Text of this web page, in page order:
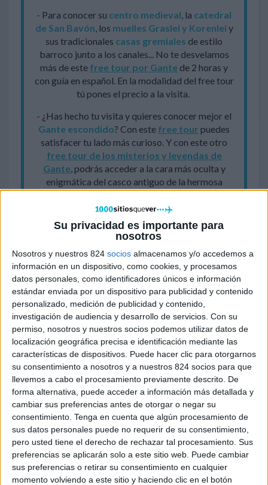
Su privacidad es importante para
nosotros
Nosotros y nuestros 824 socios almacenamos y/o accedemos a
información en un dispositivo, como cookies, y procesamos
datos personales, como identificadores únicos e información
estándar enviada por un dispositivo para publicidad y contenido
personalizado, medición de publicidad y contenido,
investigación de audiencia y desarrollo de servicios. Con su
permiso, nosotros y nuestros socios podemos utilizar datos de
localización geográfica precisa e identificación mediante las
características de dispositivos. Puede hacer clic para otorgarnos
su consentimiento a nosotros y a nuestros 824 socios para que
llevemos a cabo el procesamiento previamente descrito. De
forma alternativa, puede acceder a información más detallada y
cambiar sus preferencias antes de otorgar o negar su
consentimiento. Tenga en cuenta que algún procesamiento de
sus datos personales puede no requerir de su consentimiento,
pero usted tiene el derecho de rechazar tal procesamiento. Sus
preferencias se aplicarán solo a este sitio web. Puede cambiar
sus preferencias o retirar su consentimiento en cualquier
momento volviendo a este sitio y haciendo clic en el botón
- Para conocer su centro medieval , la catedral
de San Bavón , los muelles Graslei y Korenlei y
sus tradicionales casas gremiales de estilo
barroco junto a los canales... No te desvelamos
más de este free tour por Gante de 2 horas y
con guía en español. En la modalidad del free tour
tú pones el precio a la visita.
- ¿Has hecho tu visita y quieres conocer mejor el
Gante escondido? Con este free tour puedes
satisfacer tu lado más curioso. Y con este otro
free tour de los misterios y leyendas de
Gante, podrás acceder a la cara más oculta y
enigmática del casco antiguo de la hermosa
ciudad natal de Carlos V.
paseo de 40 minutos en barco por
Gantepodrás contemplar algunas de sus visitas
emblemáticos y llevarte una preciosa estampa de
la ciudad.
- Ah, y ya sabes que si viajas en grupo, untour
privadopuede saliros más que rentable.
Vista nocturna desde el puente de San Miguel